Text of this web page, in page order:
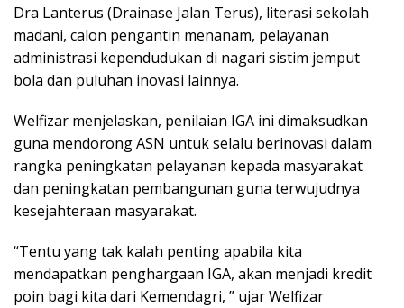
Dra Lanterus (Drainase Jalan Terus), literasi sekolah
madani, calon pengantin menanam, pelayanan
administrasi kependudukan di nagari sistim jemput
bola dan puluhan inovasi lainnya.
Welfizar menjelaskan, penilaian IGA ini dimaksudkan
guna mendorong ASN untuk selalu berinovasi dalam
rangka peningkatan pelayanan kepada masyarakat
dan peningkatan pembangunan guna terwujudnya
kesejahteraan masyarakat.
“Tentu yang tak kalah penting apabila kita
mendapatkan penghargaan IGA, akan menjadi kredit
poin bagi kita dari Kemendagri, ” ujar Welfizar